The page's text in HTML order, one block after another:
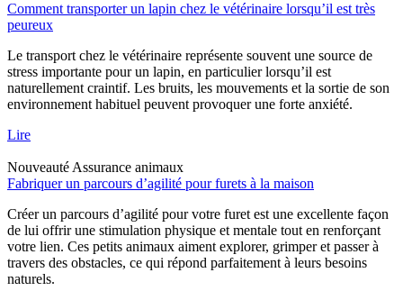
Comment transporter un lapin chez le vétérinaire lorsqu’il est très
peureux
Le transport chez le vétérinaire représente souvent une source de
stress importante pour un lapin, en particulier lorsqu’il est
naturellement craintif. Les bruits, les mouvements et la sortie de son
environnement habituel peuvent provoquer une forte anxiété.
Lire
Nouveauté Assurance animaux
Fabriquer un parcours d’agilité pour furets à la maison
Créer un parcours d’agilité pour votre furet est une excellente façon
de lui offrir une stimulation physique et mentale tout en renforçant
votre lien. Ces petits animaux aiment explorer, grimper et passer à
travers des obstacles, ce qui répond parfaitement à leurs besoins
naturels.